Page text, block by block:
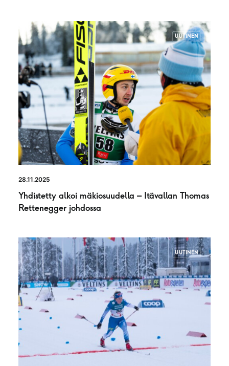
UUTINEN
28.11.2025
Yhdistetty alkoi mäkiosuudella – Itävallan Thomas
Rettenegger johdossa
UUTINEN